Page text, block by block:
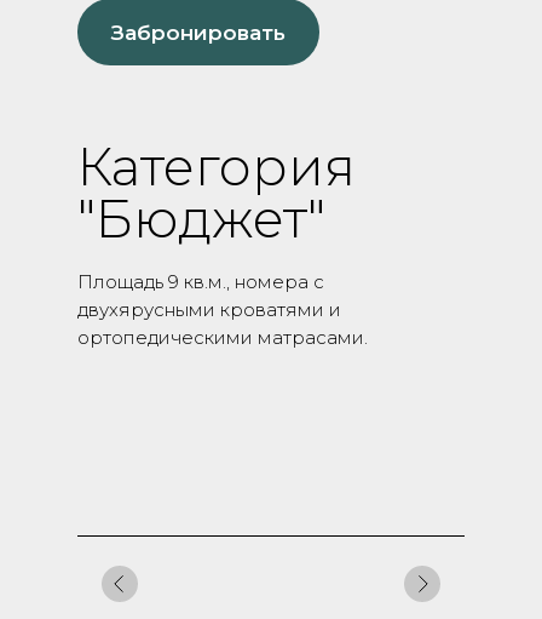
Забронировать
Категория
"Бюджет"
Площадь 9 кв.м., номера с
двухярусными кроватями и
ортопедическими матрасами.